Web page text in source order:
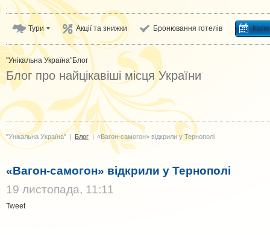
Тури Акції та знижки Бронювання готелів
"Унікальна Україна"Блог
Блог про найцікавіші місця України
"Унікальна Україна" | Блог | «Вагон-самогон» відкрили у Тернополі
«Вагон-самогон» відкрили у Тернополі
19 листопада, 11:11
Tweet